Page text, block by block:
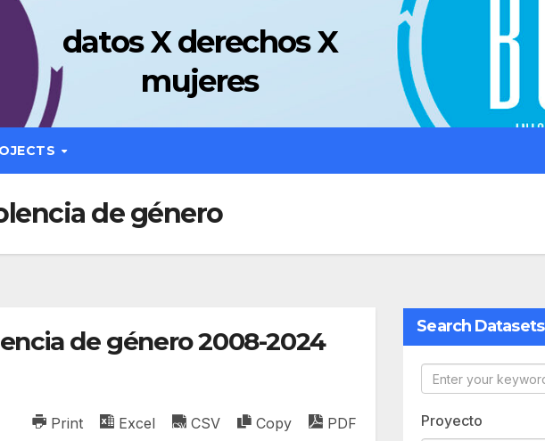
datos X derechos X
mujeres
de género
de género 2008-2024
Print Excel CSV Copy PDF
Search Datasets
Proyecto